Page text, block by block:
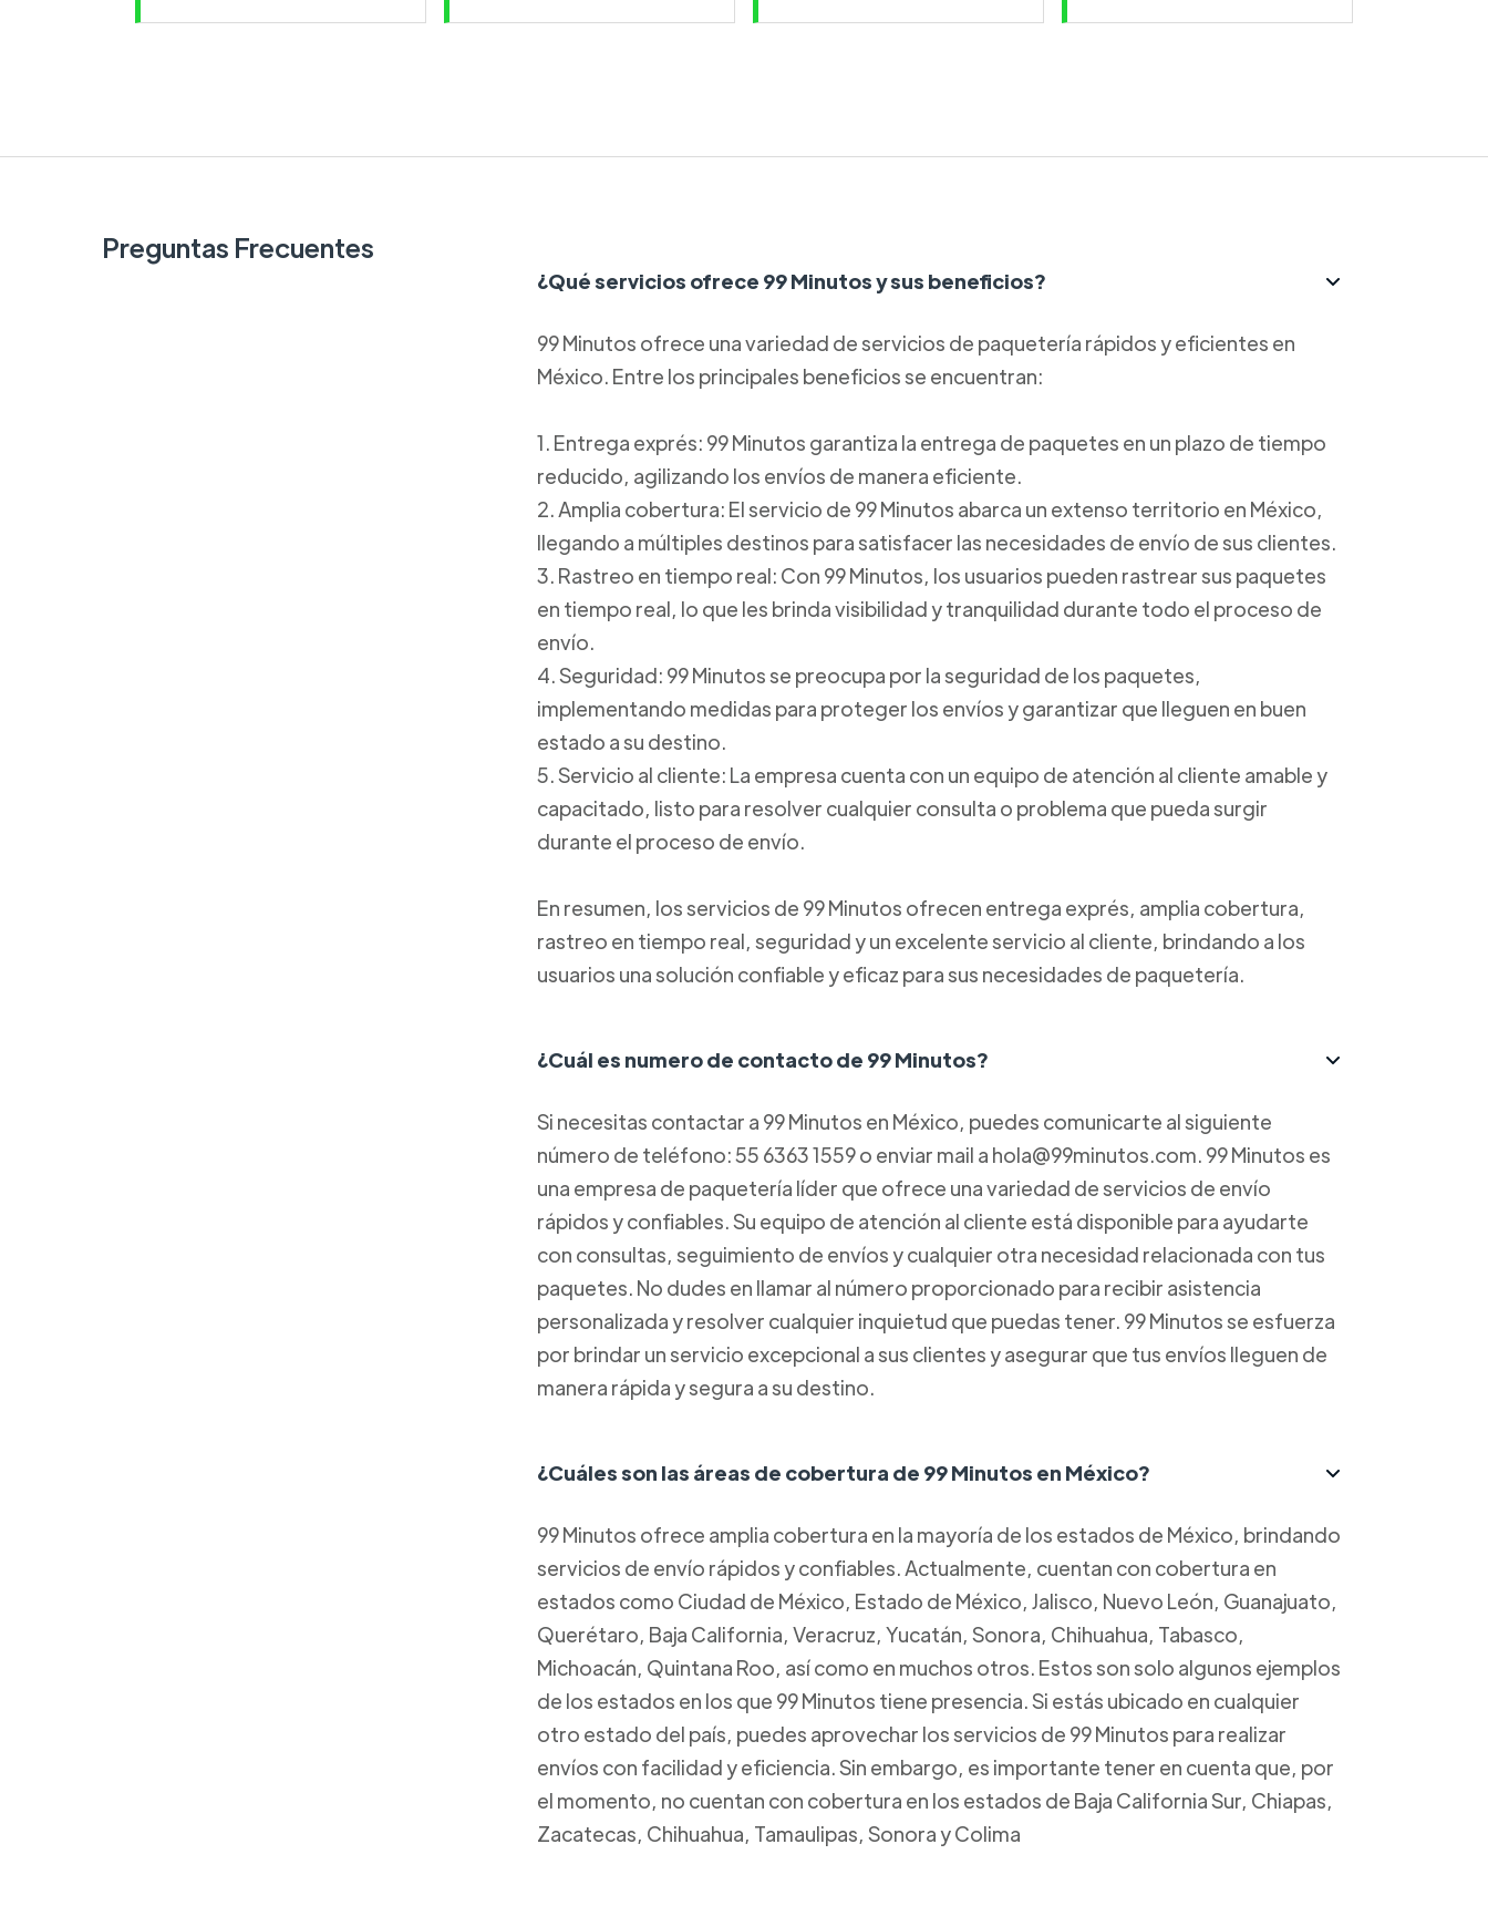
Preguntas Frecuentes
¿Qué servicios ofrece 99 Minutos y sus beneficios?
99 Minutos ofrece una variedad de servicios de paquetería rápidos y eficientes en
México. Entre los principales beneficios se encuentran:
1. Entrega exprés: 99 Minutos garantiza la entrega de paquetes en un plazo de tiempo
reducido, agilizando los envíos de manera eficiente.
2. Amplia cobertura: El servicio de 99 Minutos abarca un extenso territorio en México,
llegando a múltiples destinos para satisfacer las necesidades de envío de sus clientes.
3. Rastreo en tiempo real: Con 99 Minutos, los usuarios pueden rastrear sus paquetes
en tiempo real, lo que les brinda visibilidad y tranquilidad durante todo el proceso de
envío.
4. Seguridad: 99 Minutos se preocupa por la seguridad de los paquetes,
implementando medidas para proteger los envíos y garantizar que lleguen en buen
estado a su destino.
5. Servicio al cliente: La empresa cuenta con un equipo de atención al cliente amable y
capacitado, listo para resolver cualquier consulta o problema que pueda surgir
durante el proceso de envío.
En resumen, los servicios de 99 Minutos ofrecen entrega exprés, amplia cobertura,
rastreo en tiempo real, seguridad y un excelente servicio al cliente, brindando a los
usuarios una solución confiable y eficaz para sus necesidades de paquetería.
¿Cuál es numero de contacto de 99 Minutos?
Si necesitas contactar a 99 Minutos en México, puedes comunicarte al siguiente
número de teléfono: 55 6363 1559 o enviar mail a hola@99minutos.com. 99 Minutos es
una empresa de paquetería líder que ofrece una variedad de servicios de envío
rápidos y confiables. Su equipo de atención al cliente está disponible para ayudarte
con consultas, seguimiento de envíos y cualquier otra necesidad relacionada con tus
paquetes. No dudes en llamar al número proporcionado para recibir asistencia
personalizada y resolver cualquier inquietud que puedas tener. 99 Minutos se esfuerza
por brindar un servicio excepcional a sus clientes y asegurar que tus envíos lleguen de
manera rápida y segura a su destino.
¿Cuáles son las áreas de cobertura de 99 Minutos en México?
99 Minutos ofrece amplia cobertura en la mayoría de los estados de México, brindando
servicios de envío rápidos y confiables. Actualmente, cuentan con cobertura en
estados como Ciudad de México, Estado de México, Jalisco, Nuevo León, Guanajuato,
Querétaro, Baja California, Veracruz, Yucatán, Sonora, Chihuahua, Tabasco,
Michoacán, Quintana Roo, así como en muchos otros. Estos son solo algunos ejemplos
de los estados en los que 99 Minutos tiene presencia. Si estás ubicado en cualquier
otro estado del país, puedes aprovechar los servicios de 99 Minutos para realizar
envíos con facilidad y eficiencia. Sin embargo, es importante tener en cuenta que, por
el momento, no cuentan con cobertura en los estados de Baja California Sur, Chiapas,
Zacatecas, Chihuahua, Tamaulipas, Sonora y Colima